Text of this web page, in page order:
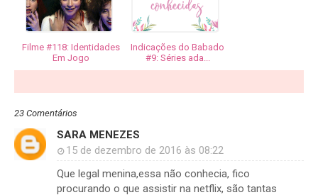
Filme #118: Identidades
Em Jogo
Indicações do Babado
#9: Séries ada...
23 Comentários
SARA MENEZES
15 de dezembro de 2016 às 08:22
Que legal menina,essa não conhecia, fico
procurando o que assistir na netflix, são tantas